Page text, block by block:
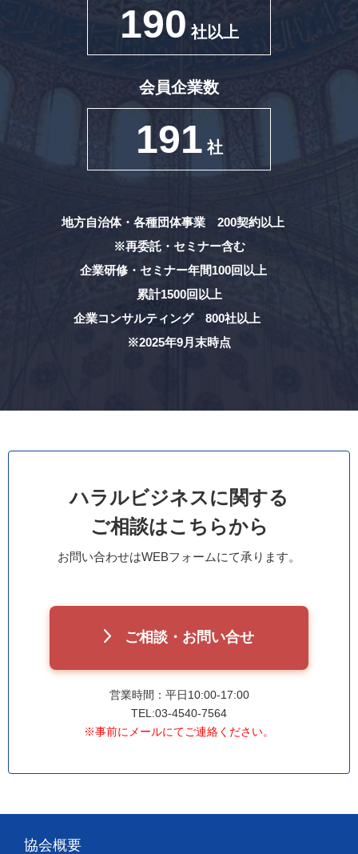
190 社以上
会員企業数
191 社
地方自治体・各種団体事業 200契約以上
※再委託・セミナー含む
企業研修・セミナー年間100回以上
累計1500回以上
企業コンサルティング 800社以上
※2025年9月末時点
ハラルビジネスに関する
ご相談はこちらから
お問い合わせはWEBフォームにて承ります。
ご相談・お問い合せ
営業時間：平日10:00-17:00
TEL:03-4540-7564
※事前にメールにてご連絡ください。
協会概要